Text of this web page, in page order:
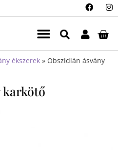
ékszerek » Obszidián ásvány
karkötő